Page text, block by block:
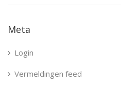
Meta
Login
Vermeldingen feed